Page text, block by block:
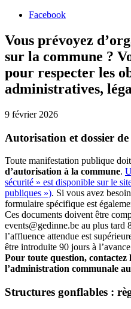
Facebook
Vous prévoyez
sur la commune ?
pour respecter les
administratives,
9 février 2026
Autorisation et dossier de
Toute manifestation publique
d’autorisation à la commune.
sécurité » est disponible sur le
publiques »). Si vous avez
formulaire spécifique est
Ces documents doivent être
events@gedinne.be au plus tard
l’affluence attendue est
être introduite 90 jours à
Pour toute question, contactez
l’administration communale
Structures gonflables :